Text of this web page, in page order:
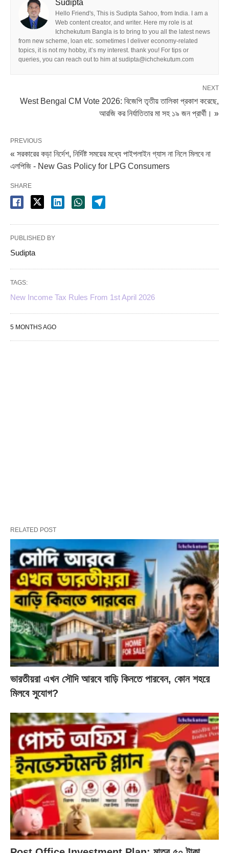
Sudipta
Hello Friend's, This is Sudipta Sahoo, from India. I am a
Web content creator, and writer. Here my role is at
Ichchekutum Bangla is to bring to you all the latest news
from new scheme, loan etc. sometimes I deliver economy-related
topics, it is not my hobby, it’s my interest. thank you! For tips or
queries, you can reach out to him at sudipta@ichchekutum.com
NEXT
West Bengal CM Vote 2026: বিজেপি তৃতীয় তালিকা প্রকাশ করেছে,
আরজি কর নির্যাতিতার মা সহ ১৯ জন প্রার্থী। »
PREVIOUS
« সরকারের কড়া নির্দেশ, নির্দিষ্ট সময়ের মধ্যে পাইপলাইন গ্যাস না নিলে মিলবে না
এলপিজি - New Gas Policy for LPG Consumers
SHARE
PUBLISHED BY
Sudipta
TAGS:
New Income Tax Rules From 1st April 2026
5 MONTHS AGO
RELATED POST
ভারতীয়রা এখন সৌদি আরবে বাড়ি কিনতে পারবেন, কোন শহরে
মিলবে সুযোগ?